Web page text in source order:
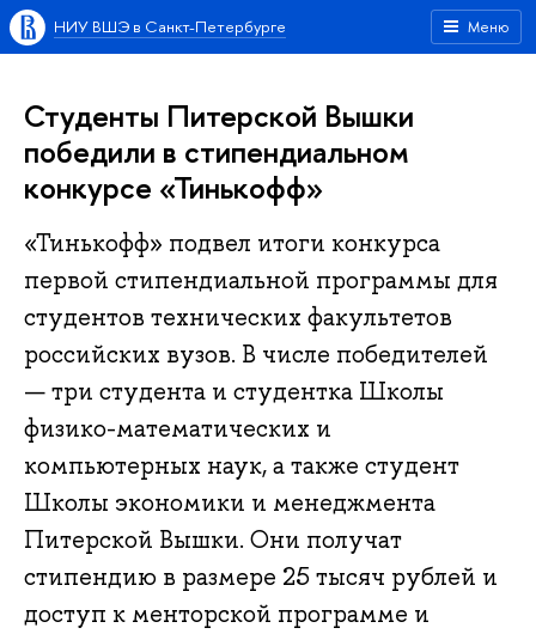
Меню
НИУ ВШЭ в Санкт-Петербурге
Студенты Питерской Вышки
победили в стипендиальном
конкурсе «Тинькофф»
«Тинькофф» подвел итоги конкурса
первой стипендиальной программы для
студентов технических факультетов
российских вузов. В числе победителей
— три студента и студентка Школы
физико-математических и
компьютерных наук, а также студент
Школы экономики и менеджмента
Питерской Вышки. Они получат
стипендию в размере 25 тысяч рублей и
доступ к менторской программе и